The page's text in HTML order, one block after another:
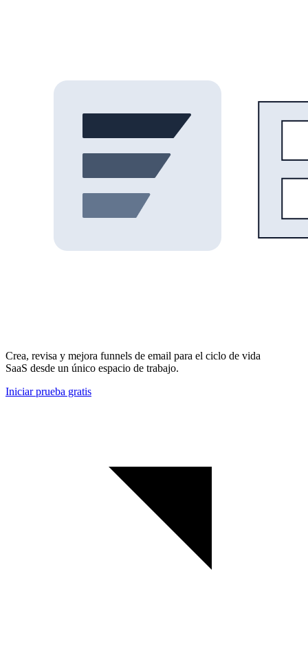
Crea, revisa y mejora funnels de email para el ciclo de vida
SaaS desde un único espacio de trabajo.
Iniciar prueba gratis